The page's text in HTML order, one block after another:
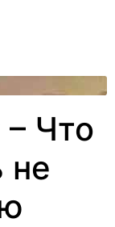
Что
не